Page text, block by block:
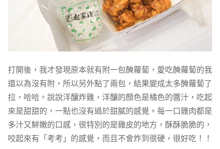
打開後，我才發現原本就有附一包醃蘿蔔，愛吃醃蘿蔔的我
還以為沒有附，所以另外點了兩包，結果變成太多醃蘿蔔了
拉，哈哈。說說洋釀炸雞，洋釀的顏色是橘色的醬汁，吃起
來是甜甜的，一點也沒有過於甜膩的感覺。每一口雞肉都是
多汁又鮮嫩的口感，很特別的是雞皮的地方，酥酥脆脆的，
咬起來有「考考」的感覺，而且不會炸到很硬，很好吃！！